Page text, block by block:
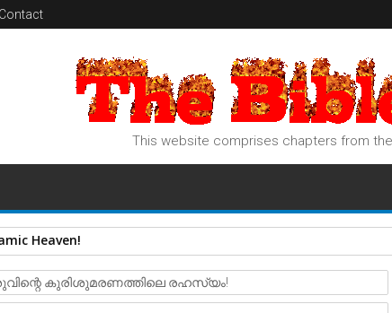
Contact
This website comprises chapters from
Heaven!
കുരിശുമരണത്തിലെ രഹസ്യം!